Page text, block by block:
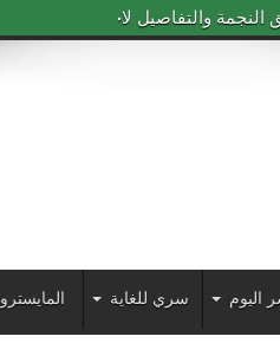
والتفاصيل لاحقاً
اليوم سري للغاية المايسترو